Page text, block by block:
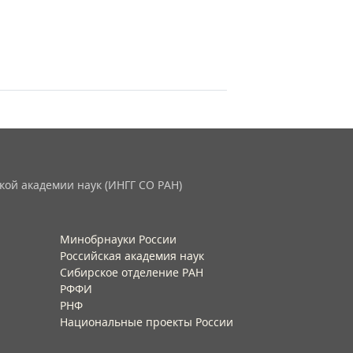
академии наук (ИНГГ СО РАН)
Минобрнауки России
Российская академия наук
Сибирское отделение РАН
РФФИ
РНФ
Национальные проекты России